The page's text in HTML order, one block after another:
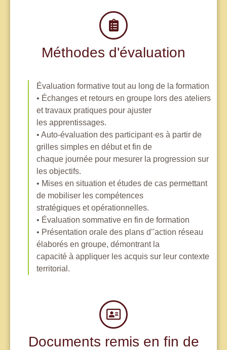
Méthodes d'évaluation
Évaluation formative tout au long de la formation
• Échanges et retours en groupe lors des ateliers
et travaux pratiques pour ajuster
les apprentissages.
• Auto-évaluation des participant·es à partir de
grilles simples en début et fin de
chaque journée pour mesurer la progression sur
les objectifs.
• Mises en situation et études de cas permettant
de mobiliser les compétences
stratégiques et opérationnelles.
• Évaluation sommative en fin de formation
• Présentation orale des plans d’'action réseau
élaborés en groupe, démontrant la
capacité à appliquer les acquis sur leur contexte
territorial.
Documents remis en fin de